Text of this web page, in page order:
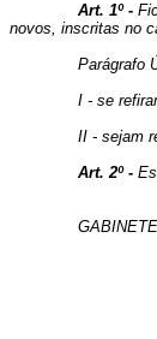
Art. 1º -
novos, inscritas no
Parágrafo
I - se
II - sejam
Art. 2º -